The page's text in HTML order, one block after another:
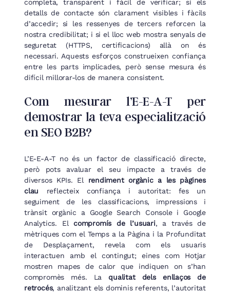
completa, transparent i fàcil de verificar; si els
detalls de contacte són clarament visibles i fàcils
d’accedir; si les ressenyes de tercers reforcen la
nostra credibilitat; i si el lloc web mostra senyals de
seguretat (HTTPS, certificacions) allà on és
necessari. Aquests esforços construeixen confiança
entre les parts implicades, però sense mesura és
difícil millorar-los de manera consistent.
Com mesurar l’E-E-A-T per
demostrar la teva especialització
en SEO B2B?
L’E-E-A-T no és un factor de classificació directe,
però pots avaluar el seu impacte a través de
diversos KPIs. El rendiment orgànic a les pàgines
clau reflecteix confiança i autoritat: fes un
seguiment de les classificacions, impressions i
trànsit orgànic a Google Search Console i Google
Analytics. Elcompromís de l’usuari, a través de
mètriques com el Temps a la Pàgina i la Profunditat
de Desplaçament, revela com els usuaris
interactuen amb el contingut; eines com Hotjar
mostren mapes de calor que indiquen on s’han
compromès més. Laqualitat dels enllaços de
retrocés, analitzant els dominis referents, l’autoritat